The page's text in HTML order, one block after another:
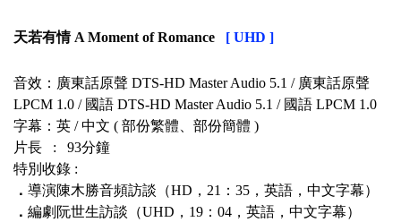
天若有情 A Moment of Romance [ UHD ]
音效：廣東話原聲 DTS-HD Master Audio 5.1 / 廣東話原聲
LPCM 1.0 / 國語 DTS-HD Master Audio 5.1 / 國語 LPCM 1.0
字幕：英 /中文 ( 部份繁體、部份簡體 )
片長 : 93分鐘
特別收錄 :
． 導演陳木勝音頻訪談（HD，21：35，英語，中文字幕）
． 編劇阮世生訪談（UHD，19：04，英語，中文字幕）